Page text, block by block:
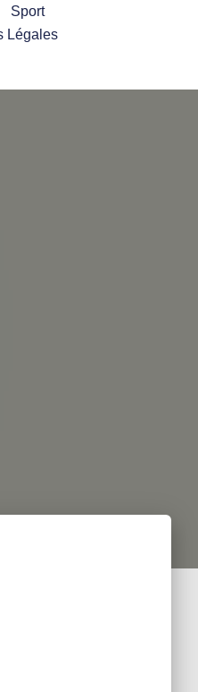
Sport
Légales